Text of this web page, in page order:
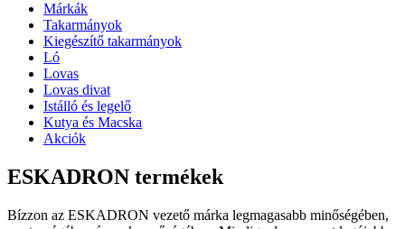
Márkák
Takarmányok
Kiegészítő takarmányok
Ló
Lovas
Lovas divat
Istálló és legelő
Kutya és Macska
Akciók
ESKADRON termékek
Bízzon az ESKADRON vezető márka legmagasabb minőségében,